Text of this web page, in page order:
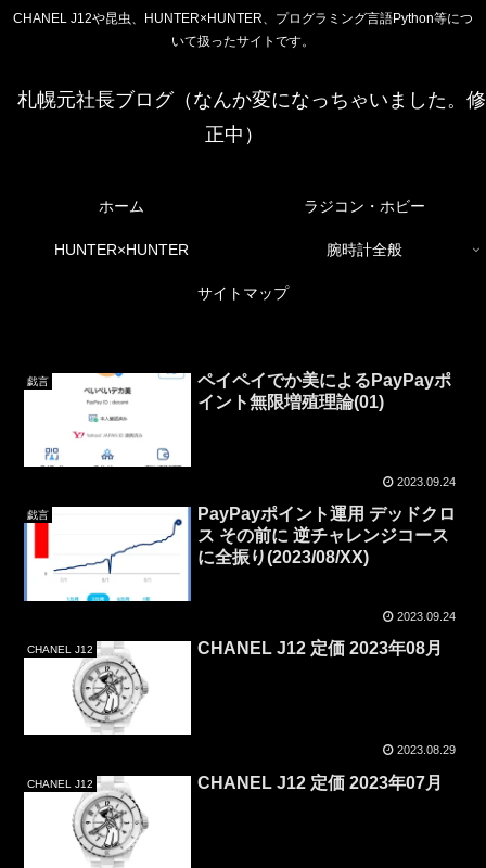
CHANEL J12や昆虫、HUNTER×HUNTER、プログラミング言語Python等につ
いて扱ったサイトです。
札幌元社長ブログ（なんか変になっちゃいました。修
正中）
ホーム ラジコン・ホビー
HUNTER×HUNTER 腕時計全般
サイトマップ
戯言
ペイペイでか美によるPayPayポ
イント無限増殖理論(01)
2023.09.24
戯言
PayPayポイント運用 デッドクロ
ス その前に 逆チャレンジコース
に全振り(2023/08/XX)
2023.09.24
CHANEL J12 CHANEL J12 定価 2023年08月
2023.08.29
CHANEL J12 CHANEL J12 定価 2023年07月